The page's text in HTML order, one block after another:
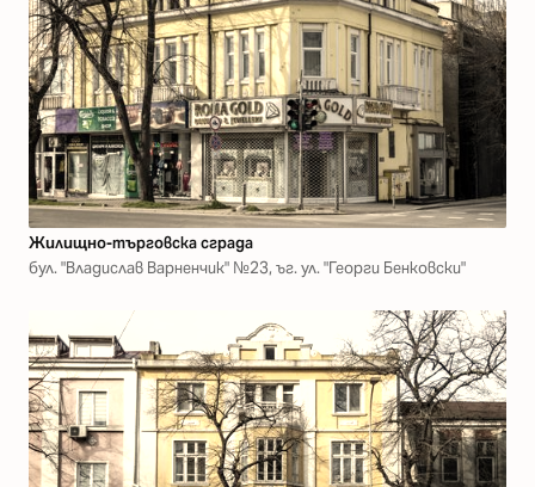
Жилищно-търговска сграда
бул. "Владислав Варненчик" №23, ъг. ул. "Георги Бенковски"